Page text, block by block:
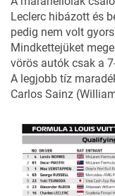
Leclerc hibázott és
pedig nem volt
Mindkettejüket
vörös autók csak a
A legjobb tíz
Carlos Sainz